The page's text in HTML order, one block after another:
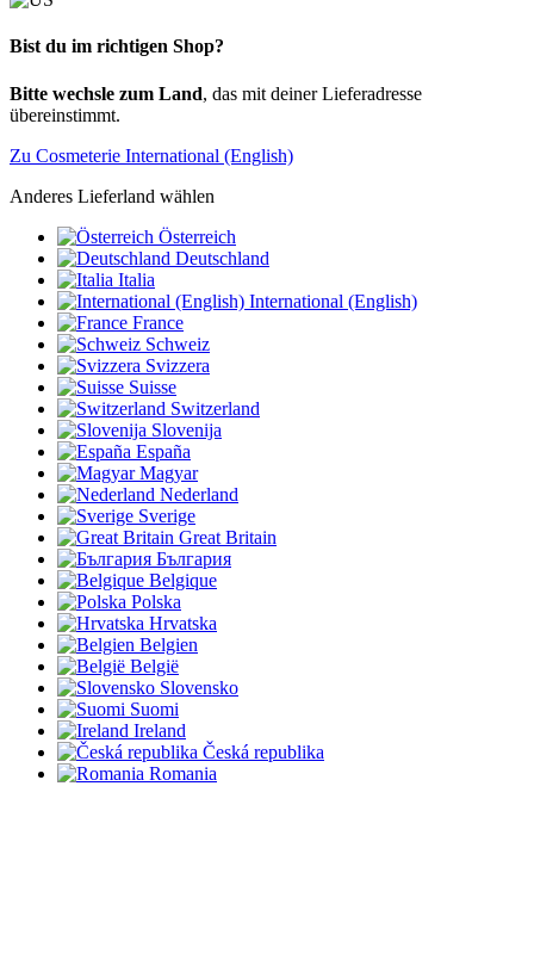
Bist du im richtigen Shop?
Bitte wechsle zum Land, das mit deiner Lieferadresse
übereinstimmt.
Zu Cosmeterie International (English)
Anderes Lieferland wählen
Österreich
Deutschland
Italia
International (English)
France
Schweiz
Svizzera
Suisse
Switzerland
Slovenija
España
Magyar
Nederland
Sverige
Great Britain
България
Belgique
Polska
Hrvatska
Belgien
België
Slovensko
Suomi
Ireland
Česká republika
Romania